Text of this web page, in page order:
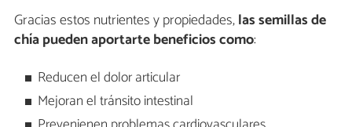
Gracias estos nutrientes y propiedades,las semillas de
chía pueden aportarte beneficios como:
Reducen el dolor articular
Mejoran el tránsito intestinal